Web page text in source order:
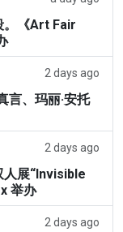
。《Art Fair
2 days ago
言、玛丽·安托
2 days ago
人展“Invisible
举办
2 days ago